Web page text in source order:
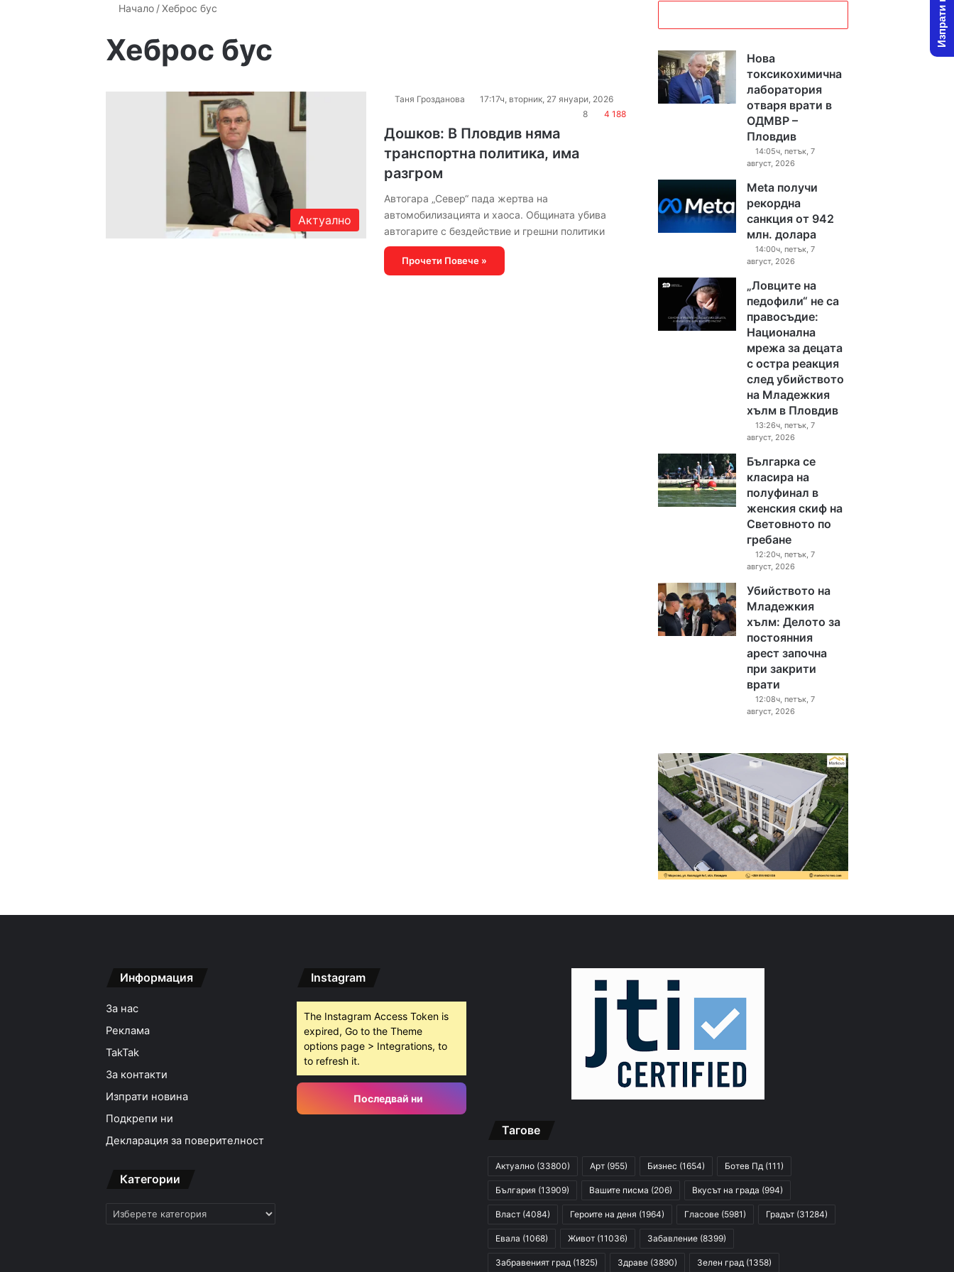
Начало / Хеброс бус
Хеброс бус
Актуално
Таня Грозданова
17:17ч, вторник, 27 януари, 2026
8
4 188
Дошков: В Пловдив няма
транспортна политика, има
разгром
Автогара „Север“ пада жертва на
автомобилизацията и хаоса. Общината убива
автогарите с бездействие и грешни политики
Прочети Повече »
Нова
токсикохимична
лаборатория
отваря врати в
ОДМВР –
Пловдив
14:05ч, петък, 7
август, 2026
Meta получи
рекордна
санкция от 942
млн. долара
14:00ч, петък, 7
август, 2026
„Ловците на
педофили“ не са
правосъдие:
Национална
мрежа за децата
с остра реакция
след убийството
на Младежкия
хълм в Пловдив
13:26ч, петък, 7
август, 2026
Българка се
класира на
полуфинал в
женския скиф на
Световното по
гребане
12:20ч, петък, 7
август, 2026
Убийството на
Младежкия
хълм: Делото за
постоянния
арест започна
при закрити
врати
12:08ч, петък, 7
август, 2026
Информация
За нас
Реклама
TakTak
За контакти
Изпрати новина
Подкрепи ни
Декларация за поверителност
Категории
Категории
Instagram
The Instagram Access Token is
expired, Go to the Theme
options page > Integrations, to
to refresh it.
Последвай ни
Тагове
Актуално (33800) Арт (955) Бизнес (1654) Ботев Пд (111)
България (13909) Вашите писма (206) Вкусът на града (994)
Власт (4084) Героите на деня (1964) Гласове (5981) Градът (31284)
Евала (1068) Живот (11036) Забавление (8399)
Забравеният град (1825) Здраве (3890) Зелен град (1358)